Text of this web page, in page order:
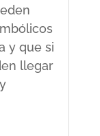
y que si
llegar